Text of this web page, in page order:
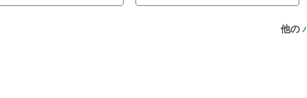
他の